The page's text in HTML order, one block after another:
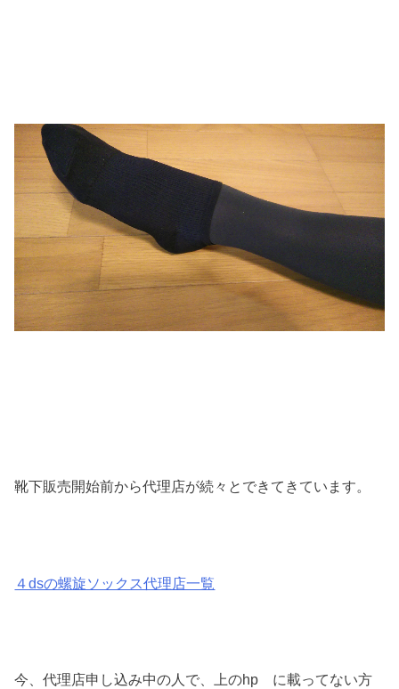
靴下販売開始前から代理店が続々とできてきています。
４dsの螺旋ソックス代理店一覧
今、代理店申し込み中の人で、上のhp に載ってない方